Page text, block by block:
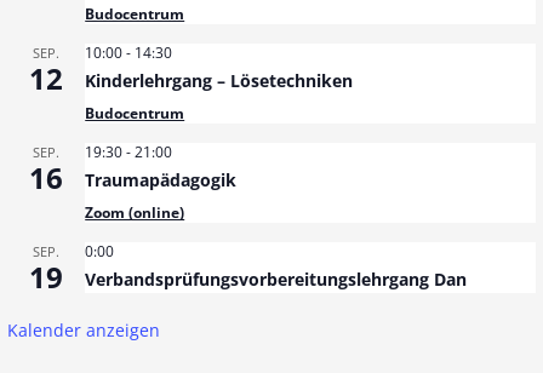
Budocentrum
SEP.
12
10:00- 14:30
Kinderlehrgang – Lösetechniken
Budocentrum
SEP.
16
19:30-21:00
Traumapädagogik
Zoom (online)
SEP.
19
0:00
Verbandsprüfungsvorbereitungslehrgang Dan
Kalender anzeigen